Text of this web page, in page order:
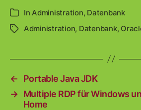
Kategorien
InAdministration, Datenbank
Schlagwörter
Administration, Datenbank,
←
Portable Java JDK
→ Multiple RDP für Windows
Home